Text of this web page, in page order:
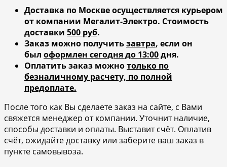
Доставка по Москве осуществляется курьером
от компании Мегалит-Электро. Стоимость
доставки 500 руб.
Заказ можно получитьзавтра, если он
был оформлен сегодня до 13:00дня.
Оплатить заказ можнотолько по
безналичному расчету, по полной
предоплате.
После того как Вы сделаете заказ на сайте, с Вами
свяжется менеджер от компании. Уточнит наличие,
способы доставки и оплаты. Выставит счёт. Оплатив
счёт, ожидайте доставку или заберите ваш заказ в
пункте самовывоза.